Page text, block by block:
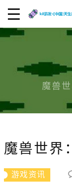
魔兽
魔兽世界
游戏资讯